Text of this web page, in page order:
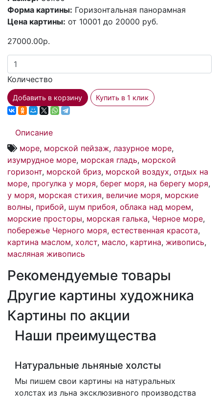
Форма картины: Горизонтальная панорамная
Цена картины: от 10001 до 20000 руб.
27000.00р.
Количество
Добавить в корзину Купить в 1 клик
Описание
море, морской пейзаж, лазурное море,
изумрудное море, морская гладь, морской
горизонт, морской бриз, морской воздух, отдых на
море, прогулка у моря, берег моря, на берегу моря,
у моря, морская стихия, величие моря, морские
волны, прибой, шум прибоя, облака над морем,
морские просторы, морская галька, Черное море,
побережье Черного моря, естественная красота,
картина маслом, холст, масло, картина, живопись,
масляная живопись
Рекомендуемые товары
Другие картины художника
Картины по акции
Наши преимущества
Натуральные льняные холсты
Мы пишем свои картины на натуральных
холстах из льна эксклюзивного производства